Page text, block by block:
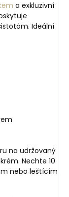
a exkluzivní
Ideální
na udržovaný
Nechte 10
nebo leštícím